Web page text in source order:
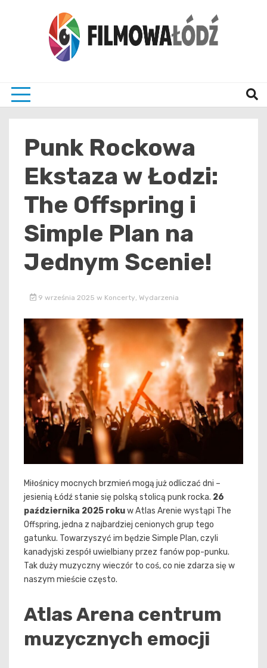
Punk Rockowa
Ekstaza w Łodzi:
The Offspring i
Simple Plan na
Jednym Scenie!
9 września 2025 w Koncerty Wydarzenia
Miłośnicy mocnych brzmień mogą już odliczać dni –
jesienią Łódź stanie się polską stolicą punk rocka. 26
października 2025 rokuw Atlas Arenie wystąpi The
Offspring, jedna z najbardziej cenionych grup tego
gatunku. Towarzyszyć im będzie Simple Plan, czyli
kanadyjski zespół uwielbiany przez fanów pop-punku.
Tak duży muzyczny wieczór to coś, co nie zdarza się w
naszym mieście często.
Atlas Arena centrum
muzycznych emocji